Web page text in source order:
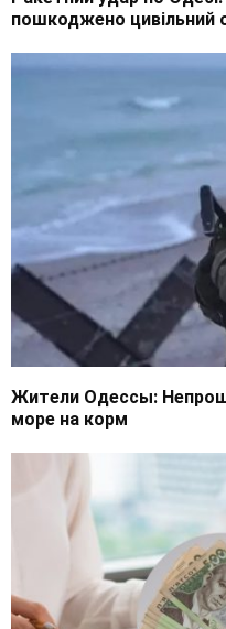
пошкоджено цивільний
Жители Одессы:
море на корм